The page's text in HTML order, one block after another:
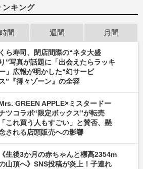
ンキング
間 週間 月間
くら寿司、閉店間際の“ネタ大盛
り”写真が話題に「出会えたらラッキ
」広報が明かした“幻サービ
”『得々ゾーン』の全容
GREEN APPLE×ミスタードー
ツコラボ“限定ボックス”が転売
「これ買う人もすごい」と賛否、懸
される店頭販売への影響
《生後3か月の赤ちゃんと標高2354m
山頂へ》SNS投稿が炎上！子連れ